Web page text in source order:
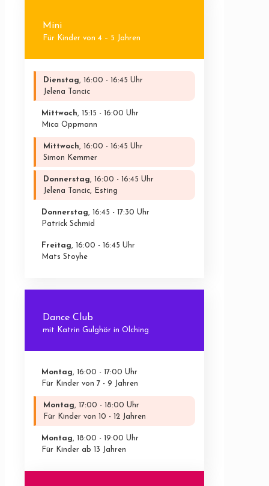
Mini
Für Kinder von 4 – 5 Jahren
Dienstag, 16:00 - 16:45 Uhr
Jelena Tancic
Mittwoch, 15:15 - 16:00 Uhr
Mica Oppmann
Mittwoch, 16:00 - 16:45 Uhr
Simon Kemmer
Donnerstag, 16:00 - 16:45 Uhr
Jelena Tancic, Esting
Donnerstag, 16:45 - 17:30 Uhr
Patrick Schmid
Freitag, 16:00 - 16:45 Uhr
Mats Stoyhe
Dance Club
mit Katrin Gulghör in Olching
Montag, 16:00 - 17:00 Uhr
Für Kinder von 7 - 9 Jahren
Montag, 17:00 - 18:00 Uhr
Für Kinder von 10 - 12 Jahren
Montag, 18:00 - 19:00 Uhr
Für Kinder ab 13 Jahren